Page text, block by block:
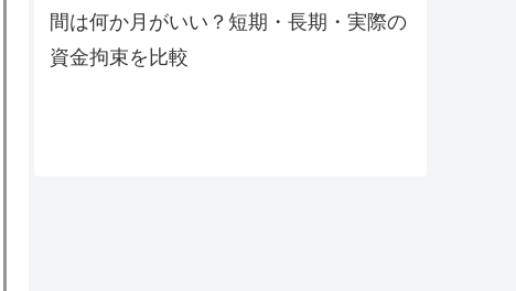
間は何か月がいい？短期・長期・実際の
資金拘束を比較